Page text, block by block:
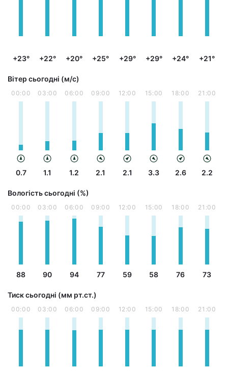
+23° +22° +20° +25° +29° +29° +24° +21°
Вітер сьогодні (м/с)
00:00
0.7
03:00
1.1
06:00
1.2
09:00
2.1
12:00
2.1
15:00
3.3
18:00
2.6
21:00
2.2
Вологість сьогодні (%)
00:00
88
03:00
90
06:00
94
09:00
77
12:00
59
15:00
58
18:00
76
21:00
73
Тиск сьогодні (мм рт.ст.)
00:00 03:00 06:00 09:00 12:00 15:00 18:00 21:00